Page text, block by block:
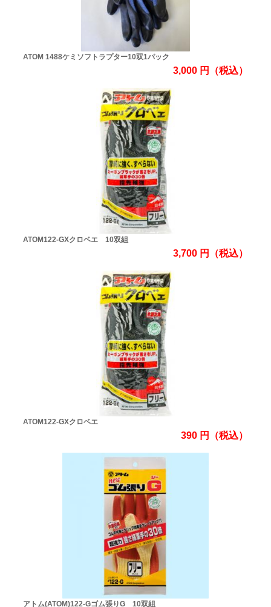
ATOM 1488ケミソフトラプター10双1パック
3,000円 （税込）
ATOM122-GXクロベエ 10双組
3,700円 （税込）
ATOM122-GXクロベエ
390円 （税込）
アトム(ATOM)122-Gゴム張りG 10双組